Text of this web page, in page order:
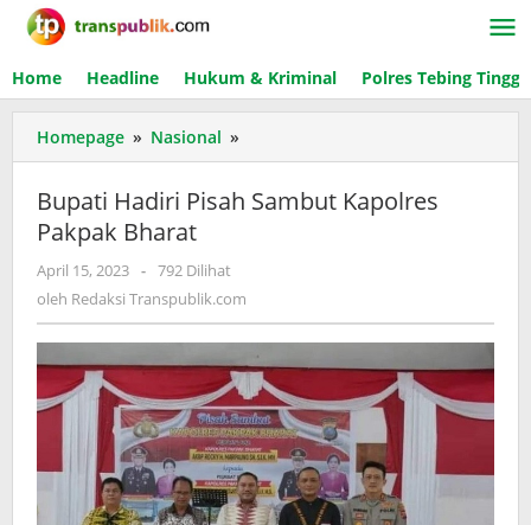
Lewati
Home Headline Hukum & Kriminal Polres Tebing Tinggi
Homepage » Nasional »
Hadiri
Sambut
Bupati Hadiri Pisah Sambut Kapolres
Pakpak Bharat
April 15, 2023 oleh
Redaksi
Transpublik.com
- 792 Dilihat
oleh Redaksi Transpublik.com